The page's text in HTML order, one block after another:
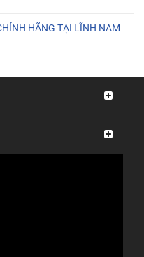
HÃNG TẠI LĨNH NAM